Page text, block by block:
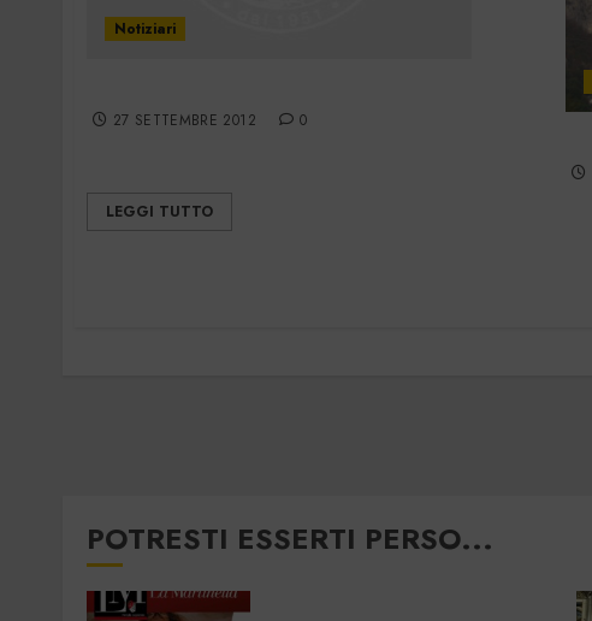
Notiziari
27 SETTEMBRE 2012 0
LEGGI TUTTO
POTRESTI ESSERTI PERSO...